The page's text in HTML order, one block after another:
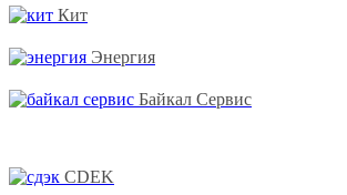
Кит
Энергия
Байкал Сервис
CDEK